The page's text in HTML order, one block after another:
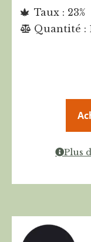
Taux : 23%
Quantité :
Plus